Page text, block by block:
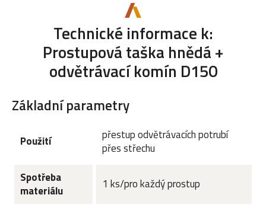
Technické informace k:
Prostupová taška hnědá +
odvětrávací komín D150
Základní parametry
Použití
přestup odvětrávacích potrubí
přes střechu
Spotřeba
materiálu
1 ks/pro každý prostup